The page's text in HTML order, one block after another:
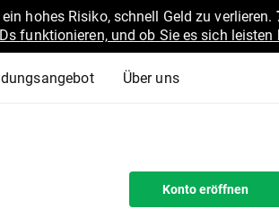
hohes Risiko, schnell Geld zu verlieren.
funktionieren, und ob Sie es sich
Über uns
Konto eröffnen